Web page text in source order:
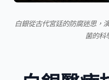
白銀從古代宮廷的防腐迷思，
菌的科